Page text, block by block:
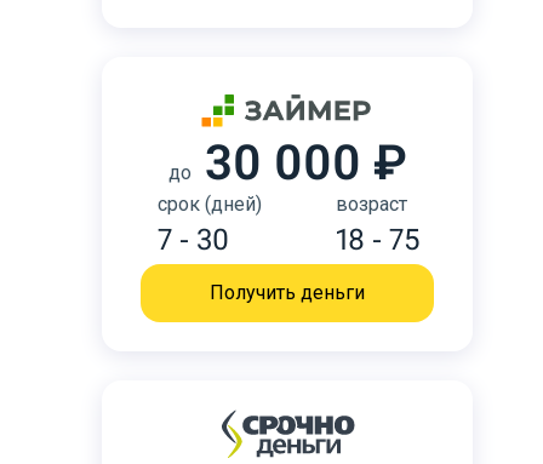
до 30 000 ₽
срок (дней)
7 - 30
возраст
18 - 75
Получить деньги